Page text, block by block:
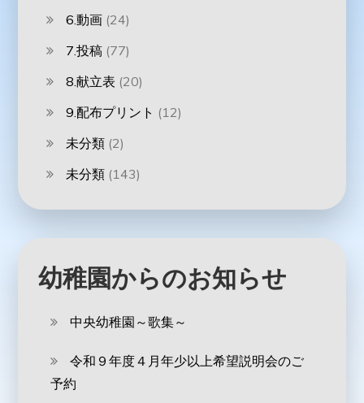
6.動画 (24)
7.投稿 (77)
8.献立表 (20)
9.配布プリント (12)
未分類 (2)
未分類 (143)
幼稚園からのお知らせ
中央幼稚園～歌集～
令和９年度４月年少以上希望説明会のご
予約